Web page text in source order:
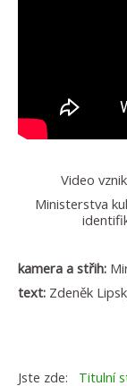
Video
Ministerstva
kamera a střih:
text: Zdeněk
Jste zde: Titulní